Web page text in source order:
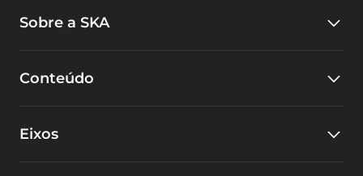
Sobre a SKA
Eventos
Educacional
SKA Tech Hub
Conteúdo
Cases
Eixos